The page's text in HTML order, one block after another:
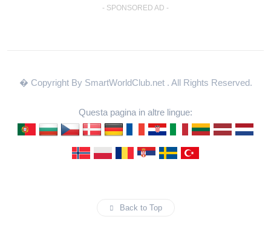
- SPONSORED AD -
� Copyright By SmartWorldClub.net . All Rights Reserved.
Questa pagina in altre lingue:
Back to Top